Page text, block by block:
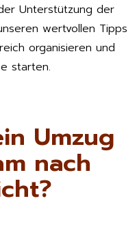
Unterstützung der
wertvollen Tipps
organisieren und
starten.
Umzug
nach